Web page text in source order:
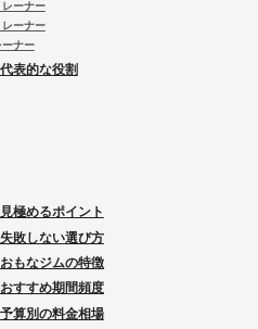
ーナー
ーナー
ナー
表的な役割
極めるポイント
敗しない選び方
もなジムの特徴
すすめ期間頻度
算別の料金相場